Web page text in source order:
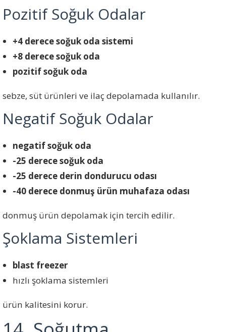
Pozitif Soğuk Odalar
+4 derece soğuk oda sistemi
+8 derece soğuk oda
pozitif soğuk oda
sebze, süt ürünleri ve ilaç depolamada kullanılır.
Negatif Soğuk Odalar
negatif soğuk oda
-25 derece soğuk oda
-25 derece derin dondurucu odası
-40 derece donmuş ürün muhafaza odası
donmuş ürün depolamak için tercih edilir.
Şoklama Sistemleri
blast freezer
hızlı şoklama sistemleri
ürün kalitesini korur.